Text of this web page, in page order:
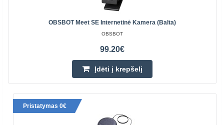
OBSBOT Meet SE Internetinė Kamera (balta)
OBSBOT
99.20€
Įdėti į krepšelį
Pristatymas 0€